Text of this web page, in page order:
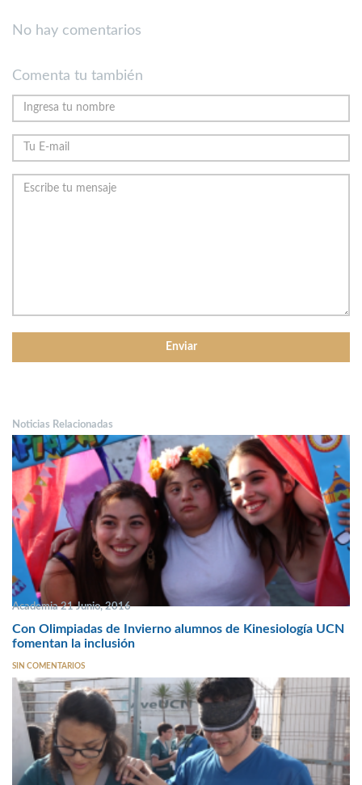
No hay comentarios
Comenta tu también
Noticias Relacionadas
Academia 21 Junio, 2016
Con Olimpiadas de Invierno alumnos de Kinesiología UCN
fomentan la inclusión
SIN COMENTARIOS